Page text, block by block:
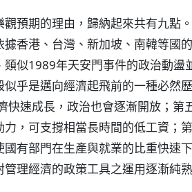
預期的理由，歸納起來共有九點
香港、台灣、新加坡、南韓等國
似1989年天安門事件的政治動盪
乎是邁向經濟起飛前的一種必然
快速成長，政治也會逐漸開放；第
，可支撐相當長時間的低工資；
有部門在生產與就業的比重快速
理經濟的政策工具之運用逐漸純熟